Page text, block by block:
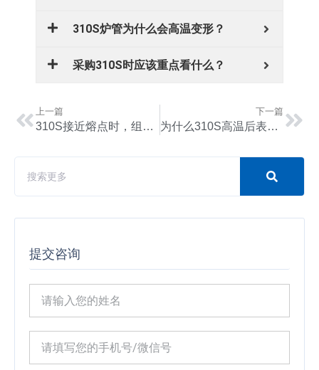
310S炉管为什么会高温变形？
采购310S时应该重点看什么？
上一篇
310S接近熔点时，组织会发生哪些变化？
下一篇
为什么310S高温后表面会出现蓝色和黄色？
提交咨询